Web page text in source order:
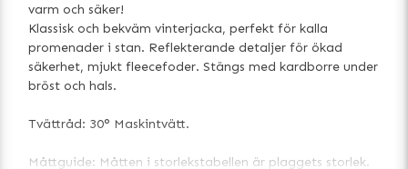
varm och säker!
Klassisk och bekväm vinterjacka, perfekt för kalla
promenader i stan. Reflekterande detaljer för ökad
säkerhet, mjukt fleecefoder. Stängs med kardborre under
bröst och hals.
Tvättråd: 30° Maskintvätt.
Måttguide: Måtten i storlekstabellen är plaggets storlek.